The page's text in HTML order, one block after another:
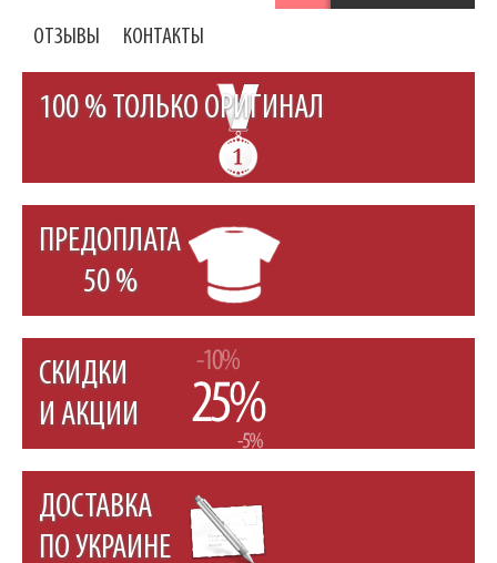
ОТЗЫВЫ КОНТАКТЫ
100 % ТОЛЬКО ОРИГИНАЛ
ПРЕДОПЛАТА
50 %
СКИДКИ
И АКЦИИ
ДОСТАВКА
ПО УКРАИНЕ